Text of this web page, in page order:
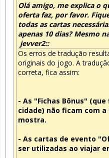
Olá amigo, me explica o
oferta faz, por favor.
todas as cartas
apenas 10 dias? Mesmo
jevver2::
Os erros de tradução
originais do jogo. A
correta, fica assim:
- As "Fichas Bônus"
cidade) não ficam com
mostra.
- As cartas de evento
ser utilizadas ao viajar